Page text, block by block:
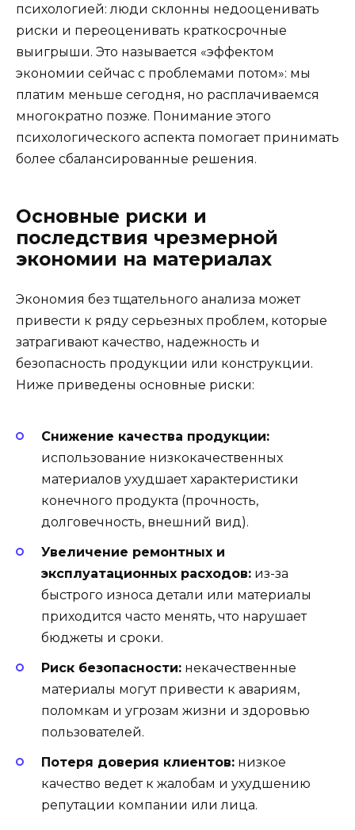
психологией: люди склонны недооценивать
риски и переоценивать краткосрочные
выигрыши. Это называется «эффектом
экономии сейчас с проблемами потом»: мы
платим меньше сегодня, но расплачиваемся
многократно позже. Понимание этого
психологического аспекта помогает принимать
более сбалансированные решения.
Основные риски и
последствия чрезмерной
экономии на материалах
Экономия без тщательного анализа может
привести к ряду серьезных проблем, которые
затрагивают качество, надежность и
безопасность продукции или конструкции.
Ниже приведены основные риски:
Снижение качества продукции:
использование низкокачественных
материалов ухудшает характеристики
конечного продукта (прочность,
долговечность, внешний вид).
Увеличение ремонтных и
эксплуатационных расходов: из-за
быстрого износа детали или материалы
приходится часто менять, что нарушает
бюджеты и сроки.
Риск безопасности: некачественные
материалы могут привести к авариям,
поломкам и угрозам жизни и здоровью
пользователей.
Потеря доверия клиентов: низкое
качество ведет к жалобам и ухудшению
репутации компании или лица.